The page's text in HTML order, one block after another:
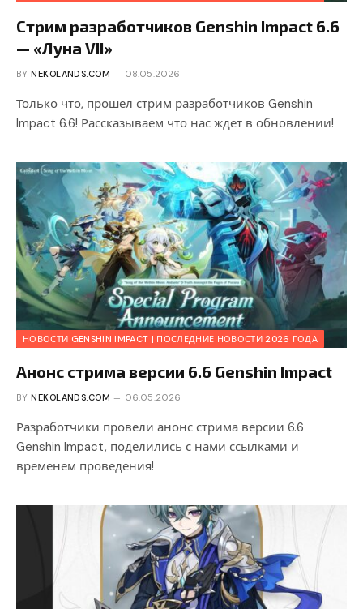
Стрим разработчиков Genshin Impact 6.6
— «Луна VII»
BY NEKOLANDS.COM 08.05.2026
Только что, прошел стрим разработчиков Genshin
Impact 6.6! Рассказываем что нас ждет в обновлении!
НОВОСТИ GENSHIN IMPACT | ПОСЛЕДНИЕ НОВОСТИ 2026 ГОДА
Анонс стрима версии 6.6 Genshin Impact
BY NEKOLANDS.COM 06.05.2026
Разработчики провели анонс стрима версии 6.6
Genshin Impact, поделились с нами ссылками и
временем проведения!